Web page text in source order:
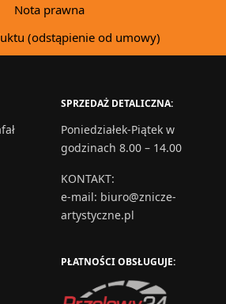
Nota prawna
(odstąpienie od umowy)
SPRZEDAŻ DETALICZNA:
Poniedziałek-Piątek w
godzinach 8.00 – 14.00
KONTAKT:
e-mail: biuro@znicze-
artystyczne.pl
PŁATNOŚCI OBSŁUGUJE: